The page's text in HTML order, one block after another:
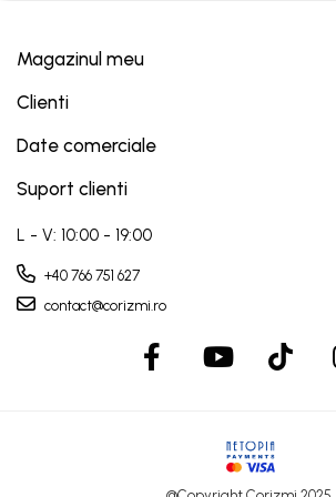
Magazinul meu
Clienti
Date comerciale
Suport clienti
L - V: 10:00 - 19:00
+40 766 751 627
contact@corizmi.ro